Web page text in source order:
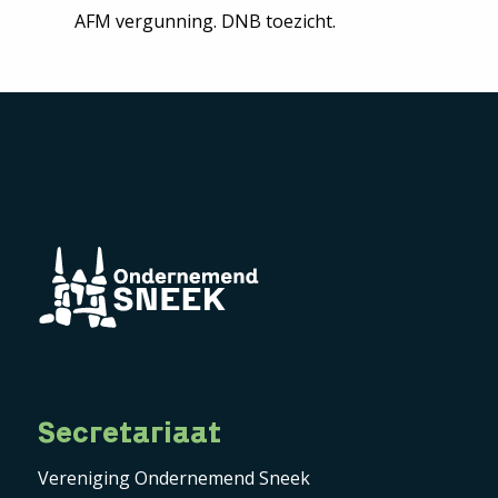
AFM vergunning. DNB toezicht.
Secretariaat
Vereniging Ondernemend Sneek